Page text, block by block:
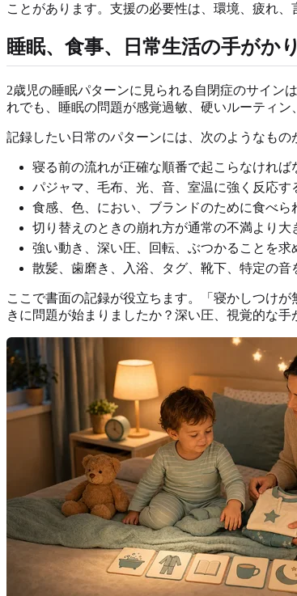
ことがあります。支援の必要性は、環境、疲れ
睡眠、食事、日常生活の手がかり
2歳児の睡眠パターンに見られる自閉症のサイン
れでも、睡眠の問題が感覚過敏、硬いルーティ
記録したい日常のパターンには、次のようなもの
寝る前の流れが正確な順番で起こらなければ
パジャマ、毛布、光、音、室温に強く反応す
食感、色、におい、ブランドのために食べら
切り替えのときの崩れ方が通常の不満より大
強い動き、深い圧、回転、ぶつかることを求
散髪、歯磨き、入浴、タグ、靴下、特定の音
ここで書面の記録が役立ちます。「寝かしつけ
きに問題が始まりましたか？深い圧、視覚的な